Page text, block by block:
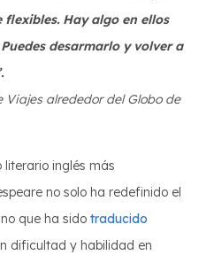
Hay algo en ellos
desarmarlo y volver a
Viajes alrededor del Globo de
literario inglés más
no solo ha redefinido el
que ha sido traducido
dificultad y habilidad en